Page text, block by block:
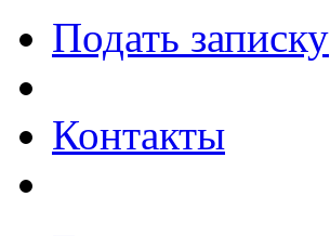
Подать записку
Контакты